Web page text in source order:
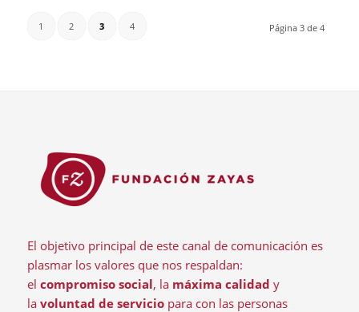
Página 3 de 4
1 2 3 4
El objetivo principal de este canal de comunicación es
plasmar los valores que nos respaldan:
el compromiso social, la máxima calidad y
la voluntad de serviciopara con las personas